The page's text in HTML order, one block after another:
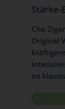
Stärke-
Che
Original
im